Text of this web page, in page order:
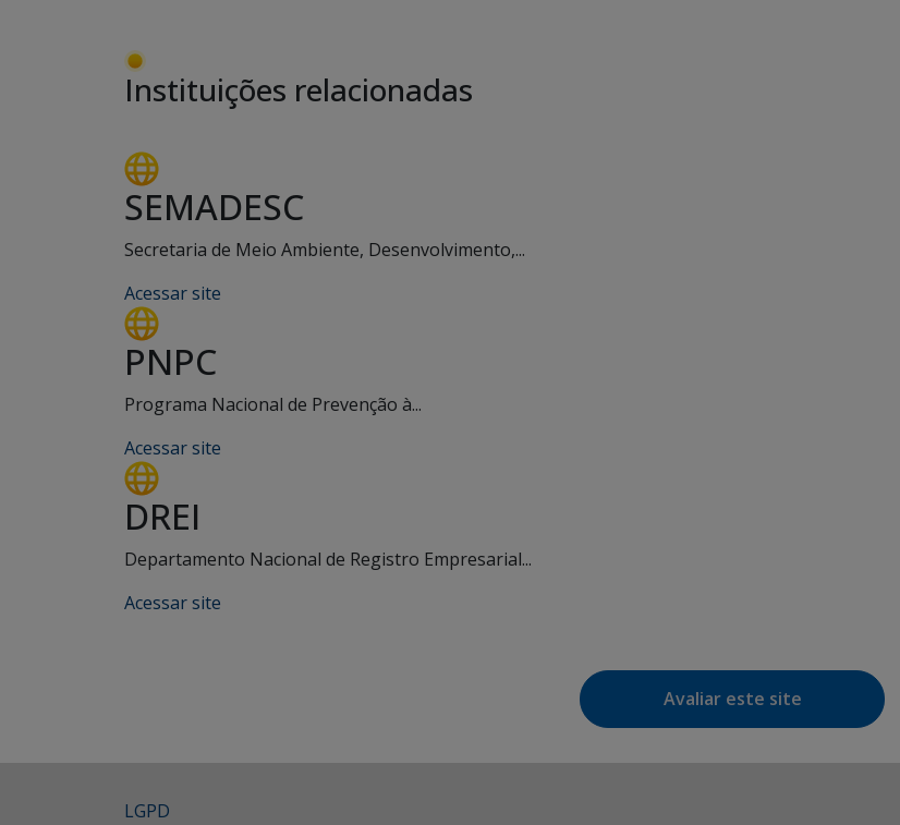
Instituições relacionadas
SEMADESC
Secretaria de Meio Ambiente, Desenvolvimento,...
Acessar site
PNPC
Programa Nacional de Prevenção à...
Acessar site
DREI
Departamento Nacional de Registro Empresarial...
Acessar site
Avaliar este site
LGPD